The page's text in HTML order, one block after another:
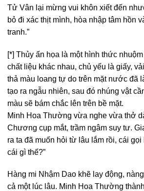
Tử Vân lại mừng vui khôn xiết đến
bỏ đi xác thịt mình, hòa nhập tâm hồn
tranh.”
[*] Thủy ấn họa là một hình thức
chất liệu khác nhau, chủ yếu là giấy,
thả màu loang tự do trên mặt nước đã
tạo ra ngẫu nhiên, sau đó nhúng vật
màu sẽ bám chắc lên trên bề mặt.
Minh Hoa Thường vừa nghe vừa thở
Chương cụp mắt, trầm ngâm suy tư.
ra ta đã muốn hỏi từ lâu lắm rồi, cái gọi
cái gì thế?”
Hàng mi Nhậm Dao khẽ lay động,
cả một lúc lâu. Minh Hoa Thường